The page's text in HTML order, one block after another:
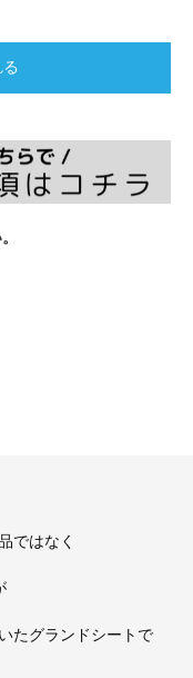
ではなく
たグランドシートで